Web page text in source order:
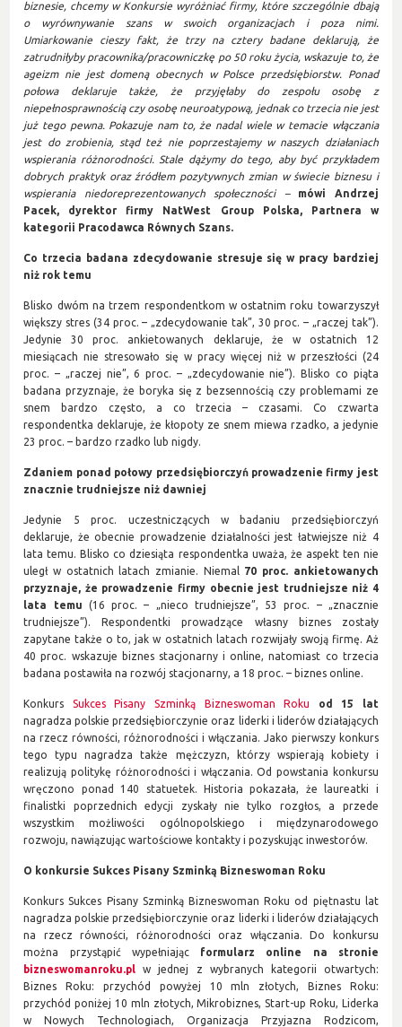
biznesie, chcemy w Konkursie wyróżniać firmy, które szczególnie dbają
o wyrównywanie szans w swoich organizacjach i poza nimi.
Umiarkowanie cieszy fakt, że trzy na cztery badane deklarują, że
zatrudniłyby pracownika/pracowniczkę po 50 roku życia, wskazuje to, że
ageizm nie jest domeną obecnych w Polsce przedsiębiorstw. Ponad
połowa deklaruje także, że przyjęłaby do zespołu osobę z
niepełnosprawnością czy osobę neuroatypową, jednak co trzecia nie jest
już tego pewna. Pokazuje nam to, że nadal wiele w temacie włączania
jest do zrobienia, stąd też nie poprzestajemy w naszych działaniach
wspierania różnorodności. Stale dążymy do tego, aby być przykładem
dobrych praktyk oraz źródłem pozytywnych zmian w świecie biznesu i
wspierania niedoreprezentowanych społeczności – mówi Andrzej
Pacek, dyrektor firmy NatWest Group Polska, Partnera w
kategorii Pracodawca Równych Szans.
Co trzecia badana zdecydowanie stresuje się w pracy bardziej
niż rok temu
Blisko dwóm na trzem respondentkom w ostatnim roku towarzyszył
większy stres (34 proc. – „zdecydowanie tak”, 30 proc. – „raczej tak”).
Jedynie 30 proc. ankietowanych deklaruje, że w ostatnich 12
miesiącach nie stresowało się w pracy więcej niż w przeszłości (24
proc. – „raczej nie”, 6 proc. – „zdecydowanie nie”). Blisko co piąta
badana przyznaje, że boryka się z bezsennością czy problemami ze
snem bardzo często, a co trzecia – czasami. Co czwarta
respondentka deklaruje, że kłopoty ze snem miewa rzadko, a jedynie
23 proc. – bardzo rzadko lub nigdy.
Zdaniem ponad połowy przedsiębiorczyń prowadzenie firmy jest
znacznie trudniejsze niż dawniej
Jedynie 5 proc. uczestniczących w badaniu przedsiębiorczyń
deklaruje, że obecnie prowadzenie działalności jest łatwiejsze niż 4
lata temu. Blisko co dziesiąta respondentka uważa, że aspekt ten nie
uległ w ostatnich latach zmianie. Niemal 70 proc. ankietowanych
przyznaje, że prowadzenie firmy obecnie jest trudniejsze niż 4
lata temu (16 proc. – „nieco trudniejsze”, 53 proc. – „znacznie
trudniejsze”). Respondentki prowadzące własny biznes zostały
zapytane także o to, jak w ostatnich latach rozwijały swoją firmę. Aż
40 proc. wskazuje biznes stacjonarny i online, natomiast co trzecia
badana postawiła na rozwój stacjonarny, a 18 proc. – biznes online.
Konkurs Sukces Pisany Szminką Bizneswoman Roku
od 15 lat
nagradza polskie przedsiębiorczynie oraz liderki i liderów działających
na rzecz równości, różnorodności i włączania. Jako pierwszy konkurs
tego typu nagradza także mężczyzn, którzy wspierają kobiety i
realizują politykę różnorodności i włączania. Od powstania konkursu
wręczono ponad 140 statuetek. Historia pokazała, że laureatki i
finalistki poprzednich edycji zyskały nie tylko rozgłos, a przede
wszystkim możliwości ogólnopolskiego i międzynarodowego
rozwoju, nawiązując wartościowe kontakty i pozyskując inwestorów.
O konkursie Sukces Pisany Szminką Bizneswoman Roku
Konkurs Sukces Pisany Szminką Bizneswoman Roku od piętnastu lat
nagradza polskie przedsiębiorczynie oraz liderki i liderów działających
na rzecz równości, różnorodności oraz włączania. Do konkursu
można przystąpić wypełniając formularz online na stronie
bizneswomanroku.pl
w jednej z wybranych kategorii otwartych:
Biznes Roku: przychód powyżej 10 mln złotych, Biznes Roku:
przychód poniżej 10 mln złotych, Mikrobiznes, Start-up Roku, Liderka
w Nowych Technologiach, Organizacja Przyjazna Rodzicom,